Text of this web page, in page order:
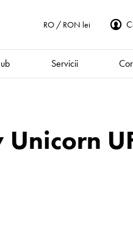
RO / RON lei
Servicii